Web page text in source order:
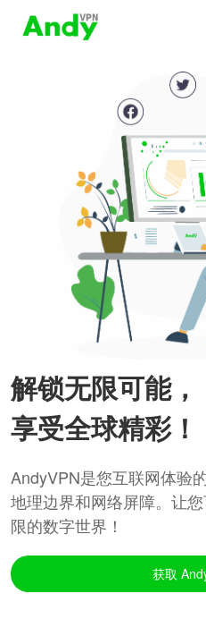
解锁无限可能，
享受全球精彩！
AndyVPN是您互联网体验
地理边界和网络屏障。让
限的数字世界！
获取